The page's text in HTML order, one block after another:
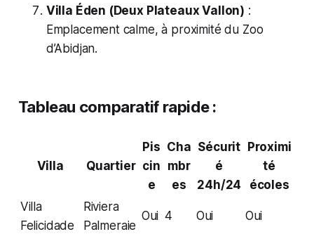
Villa Éden (Deux Plateaux Vallon) :
Emplacement calme, à proximité du Zoo
d’Abidjan.
Tableau comparatif rapide :
Villa Quartier
Pis
cin
e
Cha
mbr
es
Sécurit
é
24h/24
Proximi
té
écoles
Villa
Felicidade
Riviera
Palmeraie
Oui 4 Oui Oui